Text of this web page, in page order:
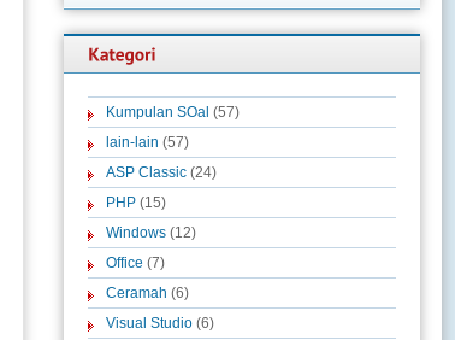
Kumpulan SOal (57)
lain-lain (57)
ASP Classic (24)
PHP (15)
Windows (12)
Office (7)
Ceramah (6)
Visual Studio (6)